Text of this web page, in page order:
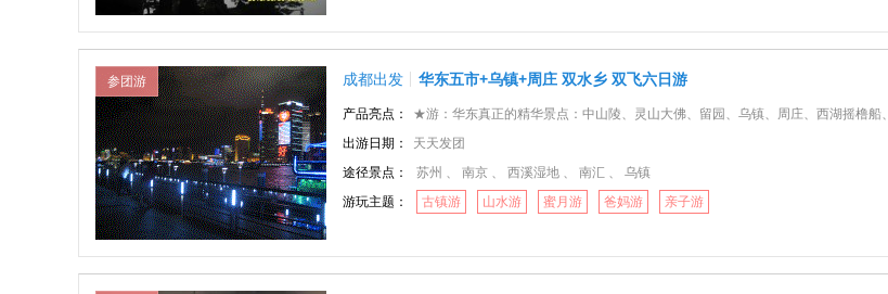
参团游 成都出发 华东五市+乌镇+周庄 双水乡 双飞六日游
产品亮点：
★游：华东真正的精华景点：中山陵、灵山大佛、留园、乌镇、周庄、西湖摇橹船、中国馆、外滩、南京路。。。★住：两晚五星酒店：
出游日期：
天天发团
途径景点：
苏州 、 南京 、 西溪湿地 、 南汇 、 乌镇
游玩主题：
古镇游 山水游 蜜月游 爸妈游 亲子游